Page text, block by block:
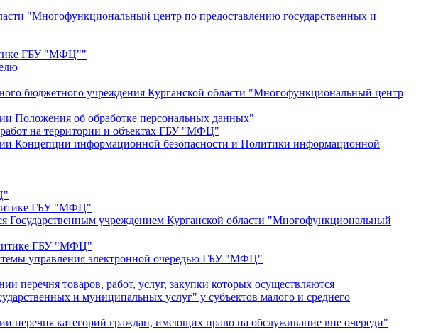
"Многофункциональный центр по предоставлению государственных и
ГБУ "МФЦ""
бюджетного учреждения Курганской области "Многофункциональный центр
Положения об обработке персональных данных"
на территории и объектах ГБУ "МФЦ"
Концепции информационной безопасности и Политики информационной
ГБУ "МФЦ"
Государственным учреждением Курганской области "Многофункциональный
ГБУ "МФЦ"
управления электронной очередью ГБУ "МФЦ"
товаров, работ, услуг, закупки которых осуществляются
и муниципальных услуг" у субъектов малого и среднего
категорий граждан, имеющих право на обслуживание вне очереди"